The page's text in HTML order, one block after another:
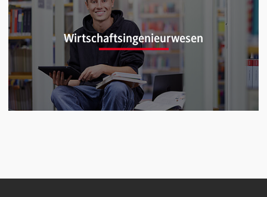
Wirtschaftsinformatik (B.Sc.)
Wirtschaftsingenieurwesen